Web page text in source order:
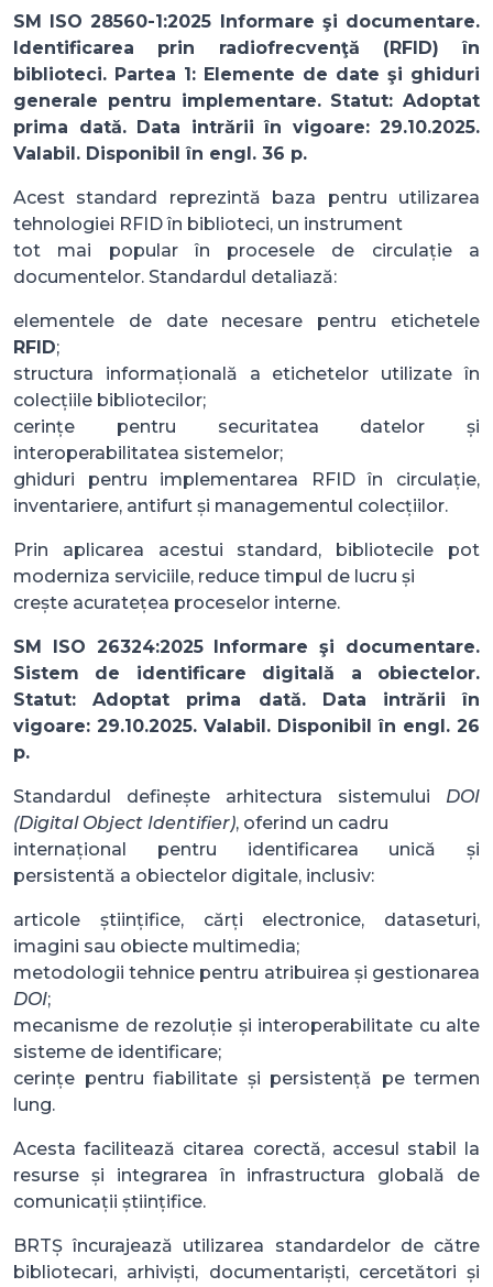
SM ISO 28560-1:2025 Informare şi documentare.
Identificarea prin radiofrecvenţă (RFID) în
biblioteci. Partea 1: Elemente de date şi ghiduri
generale pentru implementare. Statut: Adoptat
prima dată. Data intrării în vigoare: 29.10.2025.
Valabil. Disponibil în engl. 36 p.
Acest standard reprezintă baza pentru utilizarea
tehnologiei RFID în biblioteci, un instrument
tot mai popular în procesele de circulație a
documentelor. Standardul detaliază:
elementele de date necesare pentru etichetele
RFID;
structura informațională a etichetelor utilizate în
colecțiile bibliotecilor;
cerințe pentru securitatea datelor și
interoperabilitatea sistemelor;
ghiduri pentru implementarea RFID în circulație,
inventariere, antifurt și managementul colecțiilor.
Prin aplicarea acestui standard, bibliotecile pot
moderniza serviciile, reduce timpul de lucru și
crește acuratețea proceselor interne.
SM ISO 26324:2025 Informare şi documentare.
Sistem de identificare digitală a obiectelor.
Statut: Adoptat prima dată. Data intrării în
vigoare: 29.10.2025. Valabil. Disponibil în engl. 26
p.
Standardul definește arhitectura sistemului DOI
(Digital Object Identifier), oferind un cadru
internațional pentru identificarea unică și
persistentă a obiectelor digitale, inclusiv:
articole științifice, cărți electronice, dataseturi,
imagini sau obiecte multimedia;
metodologii tehnice pentru atribuirea și gestionarea
DOI;
mecanisme de rezoluție și interoperabilitate cu alte
sisteme de identificare;
cerințe pentru fiabilitate și persistență pe termen
lung.
Acesta facilitează citarea corectă, accesul stabil la
resurse și integrarea în infrastructura globală de
comunicații științifice.
BRTȘ încurajează utilizarea standardelor de către
bibliotecari, arhiviști, documentariști, cercetători și